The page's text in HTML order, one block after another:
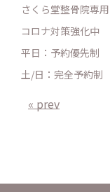
さくら堂整骨院専
コロナ対策強化中
平日：予約優先制
土/日：完全予約制
« prev